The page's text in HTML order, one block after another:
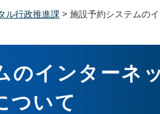
ル行政推進課 > 施設予約システムの
のインターネ
ついて